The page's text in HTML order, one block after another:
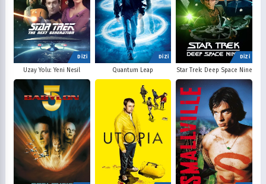
DİZİ
Uzay Yolu: Yeni Nesil
DİZİ
Quantum Leap
DİZİ
Star Trek: Deep Space Nine